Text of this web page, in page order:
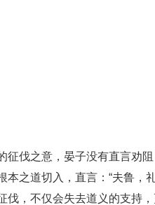
征伐之意，晏子没有直言劝
本之道切入，直言：“夫鲁，
伐，不仅会失去道义的支持